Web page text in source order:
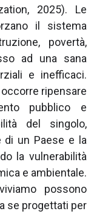
2025). Le
il sistema
povertà,
ad una sana
e inefficaci.
ripensare
pubblico e
del singolo,
di un Paese e la
la vulnerabilità
e ambientale.
possono
se progettati per